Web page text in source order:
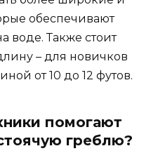
обеспечивают
воде. Также стоит
– для новичков
от 10 до 12 футов.
помогают
греблю?